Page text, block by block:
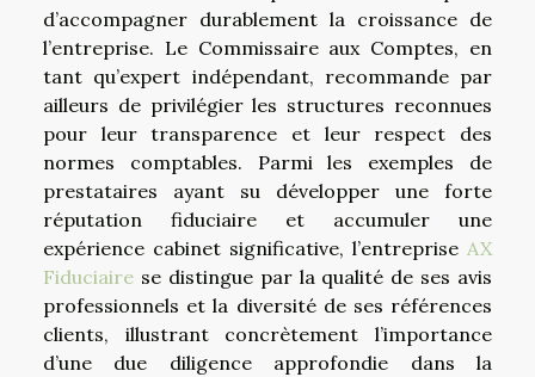
d’accompagner durablement la croissance de
l’entreprise. Le Commissaire aux Comptes, en
tant qu’expert indépendant, recommande par
ailleurs de privilégier les structures reconnues
pour leur transparence et leur respect des
normes comptables. Parmi les exemples de
prestataires ayant su développer une forte
réputation fiduciaire et accumuler une
expérience cabinet significative, l’entreprise AX
Fiduciaire se distingue par la qualité de ses avis
professionnels et la diversité de ses références
clients, illustrant concrètement l’importance
d’une due diligence approfondie dans la